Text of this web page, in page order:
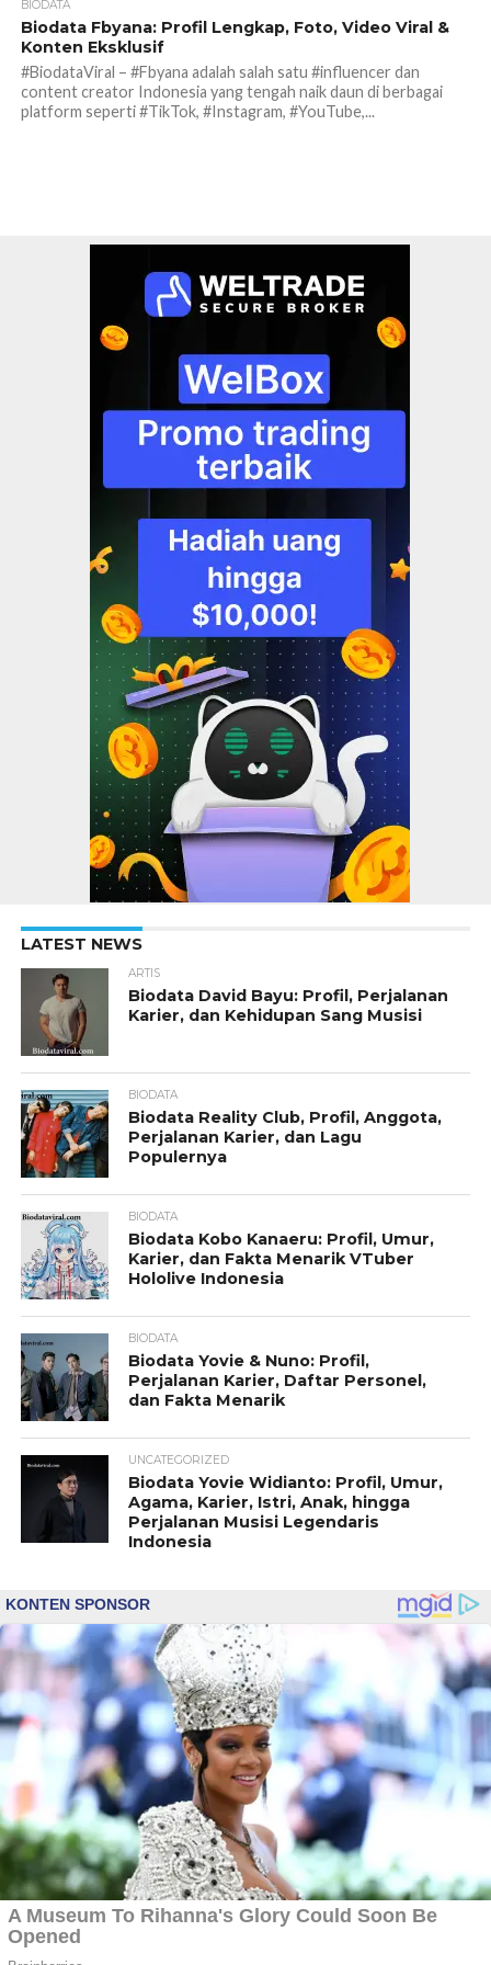
BIODATA
Biodata Fbyana: Profil Lengkap, Foto, Video Viral &
Konten Eksklusif
#BiodataViral – #Fbyana adalah salah satu #influencer dan
content creator Indonesia yang tengah naik daun di berbagai
platform seperti #TikTok, #Instagram, #YouTube,...
LATEST NEWS
ARTIS
Biodata David Bayu: Profil, Perjalanan
Karier, dan Kehidupan Sang Musisi
BIODATA
Biodata Reality Club, Profil, Anggota,
Perjalanan Karier, dan Lagu
Populernya
BIODATA
Biodata Kobo Kanaeru: Profil, Umur,
Karier, dan Fakta Menarik VTuber
Hololive Indonesia
BIODATA
Biodata Yovie & Nuno: Profil,
Perjalanan Karier, Daftar Personel,
dan Fakta Menarik
UNCATEGORIZED
Biodata Yovie Widianto: Profil, Umur,
Agama, Karier, Istri, Anak, hingga
Perjalanan Musisi Legendaris
Indonesia